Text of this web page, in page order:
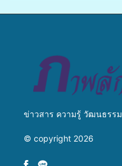
ข่าวสาร ความรู้ วัฒนธรรม
© copyright 2026